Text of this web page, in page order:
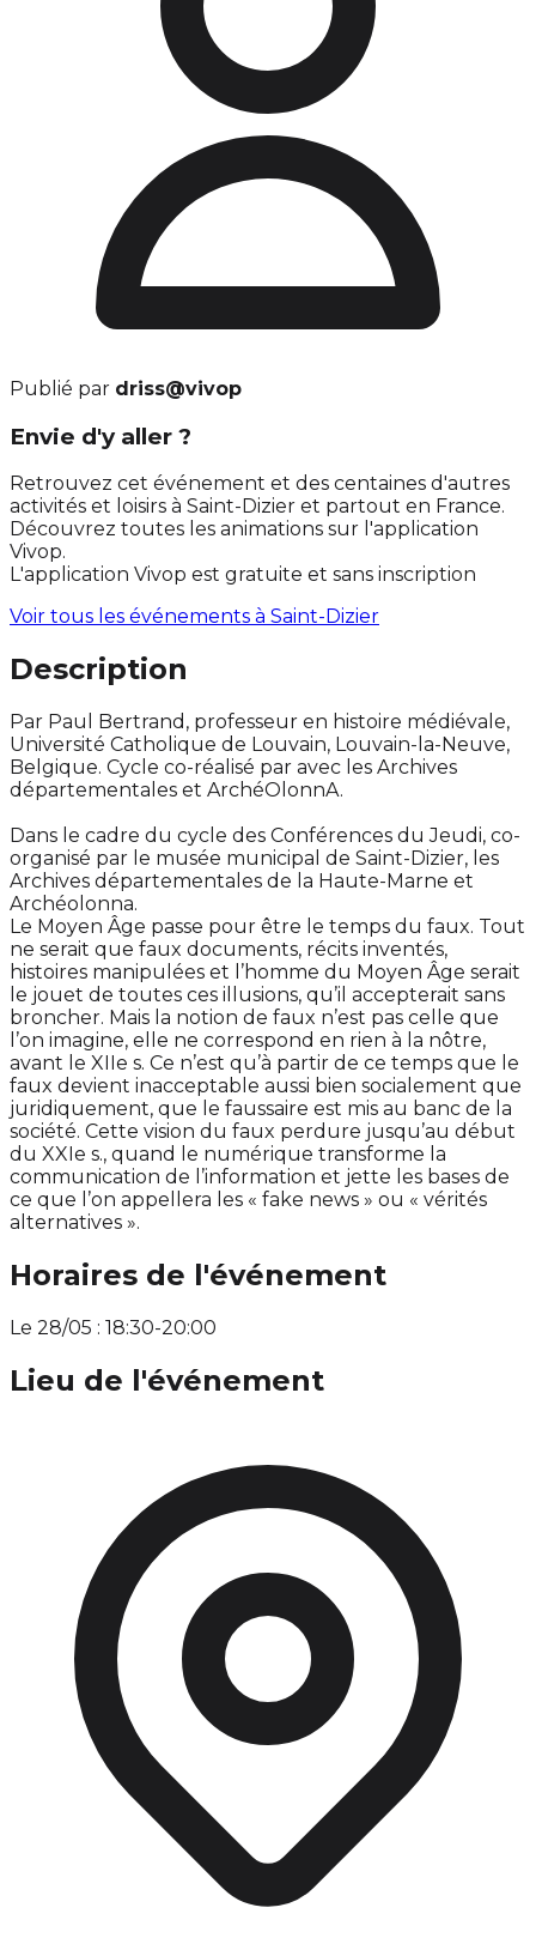
Publié par driss@vivop
Envie d'y aller ?
Retrouvez cet événement et des centaines d'autres
activités et loisirs à Saint-Dizier et partout en France.
Découvrez toutes les animations sur l'application
Vivop.
L'application Vivop est gratuite et sans inscription
Voir tous les événements à Saint-Dizier
Description
Par Paul Bertrand, professeur en histoire médiévale,
Université Catholique de Louvain, Louvain-la-Neuve,
Belgique. Cycle co-réalisé par avec les Archives
départementales et ArchéOlonnA.
Dans le cadre du cycle des Conférences du Jeudi, co-
organisé par le musée municipal de Saint-Dizier, les
Archives départementales de la Haute-Marne et
Archéolonna.
Le Moyen Âge passe pour être le temps du faux. Tout
ne serait que faux documents, récits inventés,
histoires manipulées et l’homme du Moyen Âge serait
le jouet de toutes ces illusions, qu’il accepterait sans
broncher. Mais la notion de faux n’est pas celle que
l’on imagine, elle ne correspond en rien à la nôtre,
avant le XIIe s. Ce n’est qu’à partir de ce temps que le
faux devient inacceptable aussi bien socialement que
juridiquement, que le faussaire est mis au banc de la
société. Cette vision du faux perdure jusqu’au début
du XXIe s., quand le numérique transforme la
communication de l’information et jette les bases de
ce que l’on appellera les « fake news » ou « vérités
alternatives ».
Horaires de l'événement
Le 28/05 : 18:30-20:00
Lieu de l'événement